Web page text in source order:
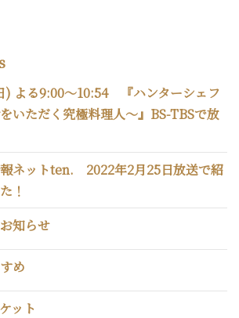
) よる9:00～10:54 『ハンターシェフ
いただく究極料理人〜』BS-TBSで放
ネットten. 2022年2月25日放送で紹
！
知らせ
め
ット